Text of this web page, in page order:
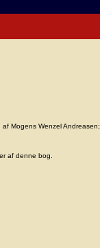
Mogens Wenzel Andreasen;
af denne bog.